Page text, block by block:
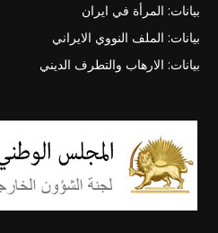
بيانات: المرأة في ايران
بيانات: الملف النووي الايراني
بيانات: الارهاب والتطرف الديني